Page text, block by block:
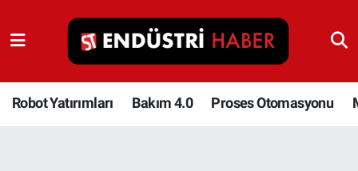
Robot Yatırımları Bakım 4.0 Proses Otomasyonu
Robot Yatırımları
Bakım 4.0